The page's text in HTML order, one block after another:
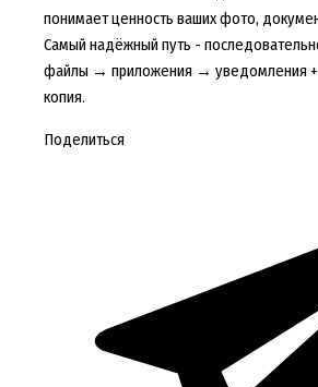
понимает ценность ваших фото,
Самый надёжный путь -
файлы → приложения → уведомления +
копия.
Поделиться